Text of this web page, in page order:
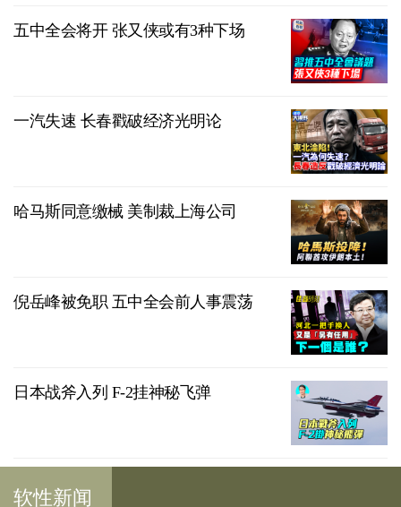
五中全会将开 张又侠或有3种下场
一汽失速 长春戳破经济光明论
哈马斯同意缴械 美制裁上海公司
倪岳峰被免职 五中全会前人事震荡
日本战斧入列 F-2挂神秘飞弹
软性新闻